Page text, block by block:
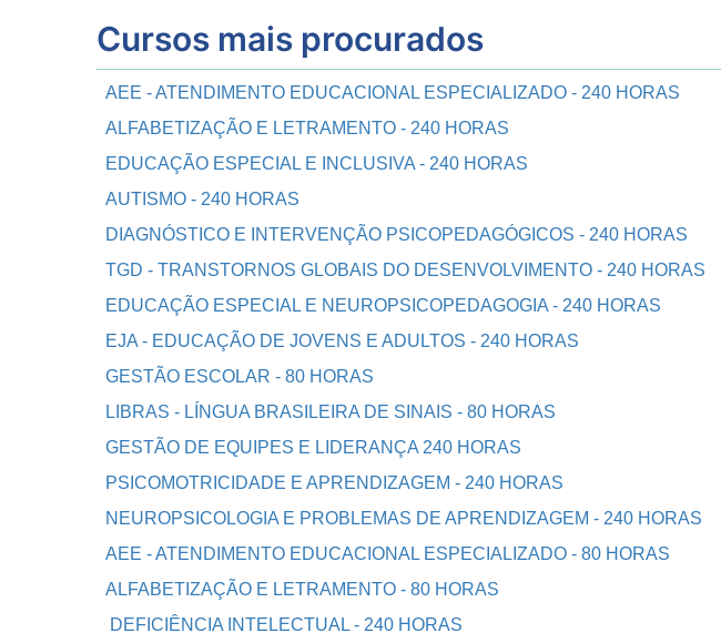
Cursos mais procurados
AEE - ATENDIMENTO EDUCACIONAL ESPECIALIZADO - 240 HORAS
ALFABETIZAÇÃO E LETRAMENTO - 240 HORAS
EDUCAÇÃO ESPECIAL E INCLUSIVA - 240 HORAS
AUTISMO - 240 HORAS
DIAGNÓSTICO E INTERVENÇÃO PSICOPEDAGÓGICOS - 240 HORAS
TGD - TRANSTORNOS GLOBAIS DO DESENVOLVIMENTO - 240 HORAS
EDUCAÇÃO ESPECIAL E NEUROPSICOPEDAGOGIA - 240 HORAS
EJA - EDUCAÇÃO DE JOVENS E ADULTOS - 240 HORAS
GESTÃO ESCOLAR - 80 HORAS
LIBRAS - LÍNGUA BRASILEIRA DE SINAIS - 80 HORAS
GESTÃO DE EQUIPES E LIDERANÇA 240 HORAS
PSICOMOTRICIDADE E APRENDIZAGEM - 240 HORAS
NEUROPSICOLOGIA E PROBLEMAS DE APRENDIZAGEM - 240 HORAS
AEE - ATENDIMENTO EDUCACIONAL ESPECIALIZADO - 80 HORAS
ALFABETIZAÇÃO E LETRAMENTO - 80 HORAS
DEFICIÊNCIA INTELECTUAL - 240 HORAS